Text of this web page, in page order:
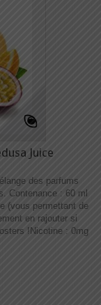
Juice
des parfums
Contenance : 60 ml
(vous permettant de
en rajouter si
!​​ Nicotine : 0mg